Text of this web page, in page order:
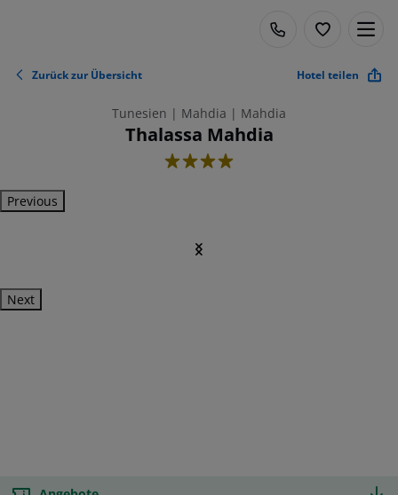
Zurück zur Übersicht Hotel teilen
Tunesien | Mahdia | Mahdia
Thalassa Mahdia
4
Previous
Next